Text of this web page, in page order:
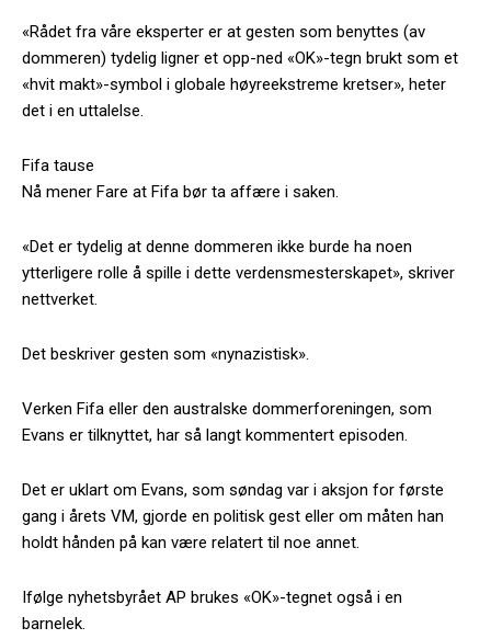
«Rådet fra våre eksperter er at gesten som benyttes (av
dommeren) tydelig ligner et opp-ned «OK»-tegn brukt som et
«hvit makt»-symbol i globale høyreekstreme kretser», heter
det i en uttalelse.
Fifa tause
Nå mener Fare at Fifa bør ta affære i saken.
«Det er tydelig at denne dommeren ikke burde ha noen
ytterligere rolle å spille i dette verdensmesterskapet», skriver
nettverket.
Det beskriver gesten som «nynazistisk».
Verken Fifa eller den australske dommerforeningen, som
Evans er tilknyttet, har så langt kommentert episoden.
Det er uklart om Evans, som søndag var i aksjon for første
gang i årets VM, gjorde en politisk gest eller om måten han
holdt hånden på kan være relatert til noe annet.
Ifølge nyhetsbyrået AP brukes «OK»-tegnet også i en
barnelek.